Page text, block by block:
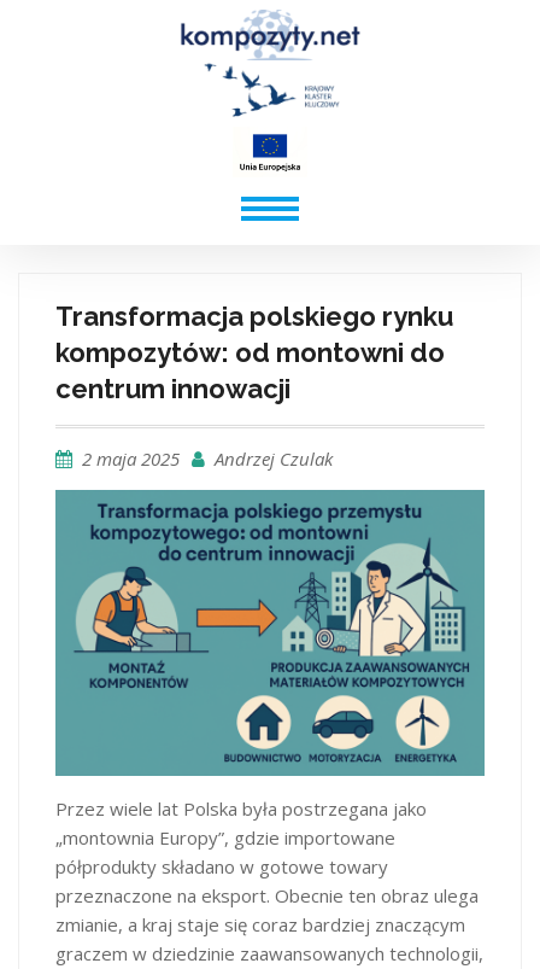
Transformacja polskiego rynku
kompozytów: od montowni do
centrum innowacji
2 maja 2025 Andrzej Czulak
Przez wiele lat Polska była postrzegana jako
„montownia Europy”, gdzie importowane
półprodukty składano w gotowe towary
przeznaczone na eksport. Obecnie ten obraz ulega
zmianie, a kraj staje się coraz bardziej znaczącym
graczem w dziedzinie zaawansowanych technologii,